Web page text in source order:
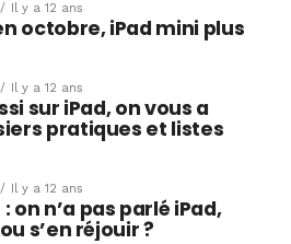
Il y a 12 ans
octobre, iPad mini plus
Il y a 12 ans
sur iPad, on vous a
pratiques et listes
Il y a 12 ans
on n’a pas parlé iPad,
s’en réjouir ?